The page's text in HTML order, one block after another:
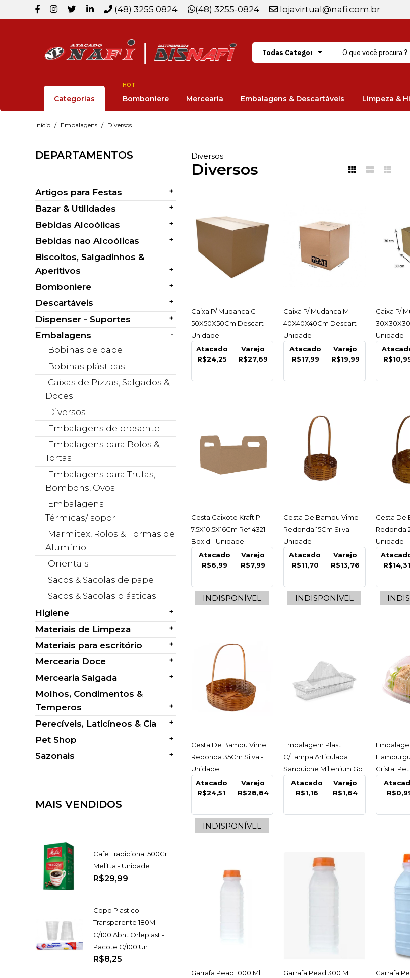
(48) 3255 0824 (48) 3255-0824 lojavirtual@nafi.com.br
Categorias Bomboniere
HOT
Mercearia Embalagens & Descartáveis Limpeza &
Início Embalagens Diversos
DEPARTAMENTOS
Artigos para Festas +
Bazar & Utilidades +
Bebidas Alcoólicas +
Bebidas não Alcoólicas +
Biscoitos, Salgadinhos &
Aperitivos
+
Bomboniere +
Descartáveis +
Dispenser - Suportes +
Embalagens -
Bobinas de papel
Bobinas plásticas
Caixas de Pizzas, Salgados &
Doces
Diversos
Embalagens de presente
Embalagens para Bolos &
Tortas
Embalagens para Trufas,
Bombons, Ovos
Embalagens
Térmicas/Isopor
Marmitex, Rolos & Formas de
Alumínio
Orientais
Sacos & Sacolas de papel
Sacos & Sacolas plásticas
Higiene
+
Materiais de Limpeza +
Materiais para escritório +
Mercearia Doce +
Mercearia Salgada +
Molhos, Condimentos &
Temperos
+
Perecíveis, Laticíneos & Cia +
Pet Shop +
Sazonais +
MAIS VENDIDOS
Cafe Tradicional 500Gr
Melitta - Unidade
R$29,99
Copo Plastico
Transparente 180Ml
C/100 Abnt Orleplast -
Pacote C/100 Un
R$8,25
Diversos
Diversos
ACESSAR
Caixa P/ Mudanca G
50X50X50Cm Descart -
Unidade
Atacado
R$24,25
Varejo
R$27,69
ACESSAR
Caixa P/ Mudanca M
40X40X40Cm Descart -
Unidade
Atacado
R$17,99
Varejo
R$19,99
Caixa P/
Unidade
ACESSAR
Cesta Caixote Kraft P
7,5X10,5X16Cm Ref.4321
Boxid - Unidade
Atacado
R$6,99
Varejo
R$7,99
INDISPONÍVEL
ACESSAR
Cesta De Bambu Vime
Redonda 15Cm Silva -
Unidade
Atacado
R$11,70
Varejo
R$13,76
INDISPONÍVEL
Cesta De
Redonda
Unidade
R$14,31
ACESSAR
Cesta De Bambu Vime
Redonda 35Cm Silva -
Unidade
Atacado
R$24,51
Varejo
R$28,84
INDISPONÍVEL
ACESSAR
Embalagem Plast
C/Tampa Articulada
Sanduiche Millenium Go
560 Galvanotek -
Unidade
Atacado
R$1,16
Varejo
R$1,64
Cristal Pet
ACESSAR
Garrafa Pead 1000 Ml
ACESSAR
Garrafa Pead 300 Ml
Garrafa